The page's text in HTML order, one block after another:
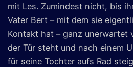
mit Les. Zumindest nicht, bis
Vater Bert – mit dem sie
Kontakt hat – ganz unerwartet
der Tür steht und nach einem
für seine Tochter aufs Rad